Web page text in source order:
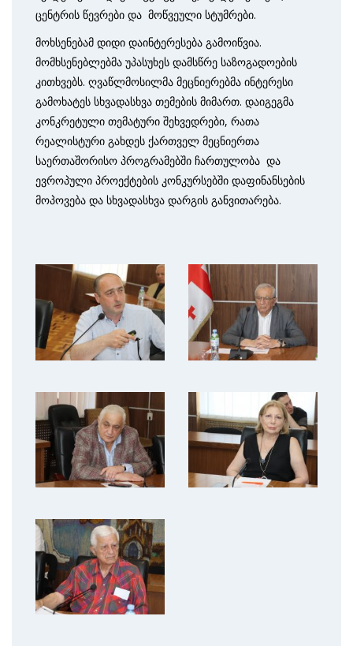
ცენტრის წევრები და მოწვეული სტუმრები.
მოხსენებამ დიდი დაინტერესება გამოიწვია.
მომხსენებლებმა უპასუხეს დამსწრე საზოგადოების
კითხვებს. ღვაწლმოსილმა მეცნიერებმა ინტერესი
გამოხატეს სხვადასხვა თემების მიმართ. დაიგეგმა
კონკრეტული თემატური შეხვედრები, რათა
რეალისტური გახდეს ქართველ მეცნიერთა
საერთაშორისო პროგრამებში ჩართულობა და
ევროპული პროექტების კონკურსებში დაფინანსების
მოპოვება და სხვადასხვა დარგის განვითარება.